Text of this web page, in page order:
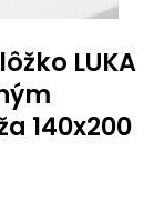
LUKA
140x200